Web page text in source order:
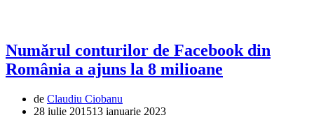
Numărul conturilor de Facebook din
România a ajuns la 8 milioane
de Claudiu Ciobanu
28 iulie 201513 ianuarie 2023